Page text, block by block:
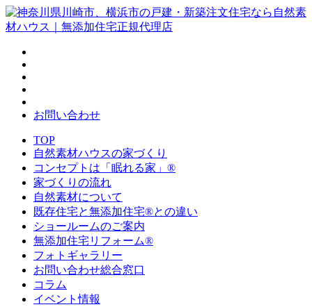
お問い合わせ
TOP
自然素材ハウスの家づくり
コンセプトは「眠れる家」®
家づくりの流れ
自然素材について
既存住宅と無添加住宅®との違い
ショールームのご案内
無添加住宅リフォーム®
フォトギャラリー
お問い合わせ総合窓口
コラム
イベント情報